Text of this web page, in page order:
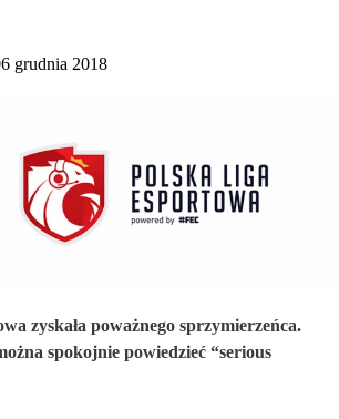
grudnia 2018
zyskała poważnego sprzymierzeńca.
spokojnie powiedzieć “serious